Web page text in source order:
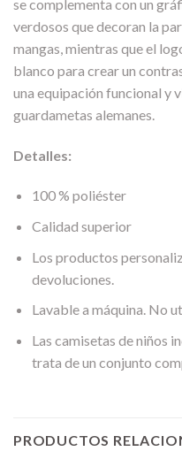
se complementa con un
verdosos que decoran la
mangas, mientras que el
blanco para crear un
una equipación funcional y
guardametas alemanes.
Detalles:
100 % poliéster
Calidad superior
Los productos
devoluciones.
Lavable a máquina. No
Las camisetas de niños
trata de un conjunto
PRODUCTOS